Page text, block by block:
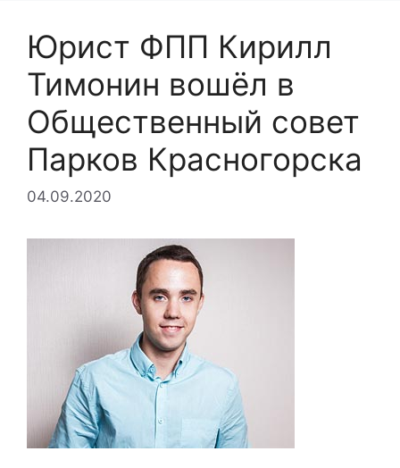
Юрист ФПП Кирилл
Тимонин вошёл в
Общественный совет
Парков Красногорска
04.09.2020